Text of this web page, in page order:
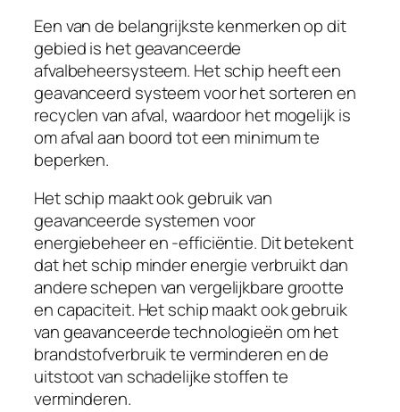
Een van de belangrijkste kenmerken op dit
gebied is het geavanceerde
afvalbeheersysteem. Het schip heeft een
geavanceerd systeem voor het sorteren en
recyclen van afval, waardoor het mogelijk is
om afval aan boord tot een minimum te
beperken.
Het schip maakt ook gebruik van
geavanceerde systemen voor
energiebeheer en -efficiëntie. Dit betekent
dat het schip minder energie verbruikt dan
andere schepen van vergelijkbare grootte
en capaciteit. Het schip maakt ook gebruik
van geavanceerde technologieën om het
brandstofverbruik te verminderen en de
uitstoot van schadelijke stoffen te
verminderen.